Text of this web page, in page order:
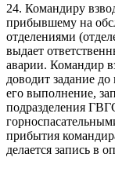
24. Командиру
прибывшему на
отделениями
выдает
аварии. Командир
доводит задание
его выполнение,
подразделения
прибытия
делается запись в